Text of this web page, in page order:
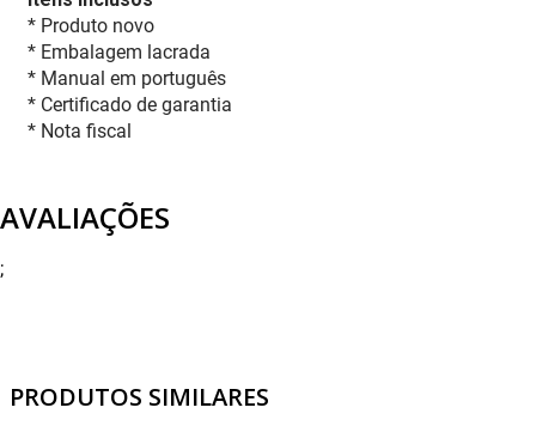
* Produto novo
* Embalagem lacrada
* Manual em português
* Certificado de garantia
* Nota fiscal
AVALIAÇÕES
;
PRODUTOS SIMILARES